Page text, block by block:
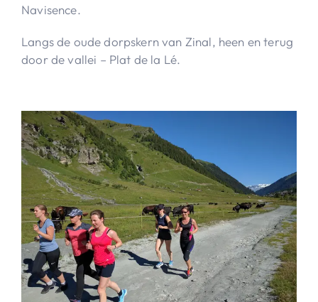
Navisence.
Langs de oude dorpskern van Zinal, heen en terug
door de vallei – Plat de la Lé.